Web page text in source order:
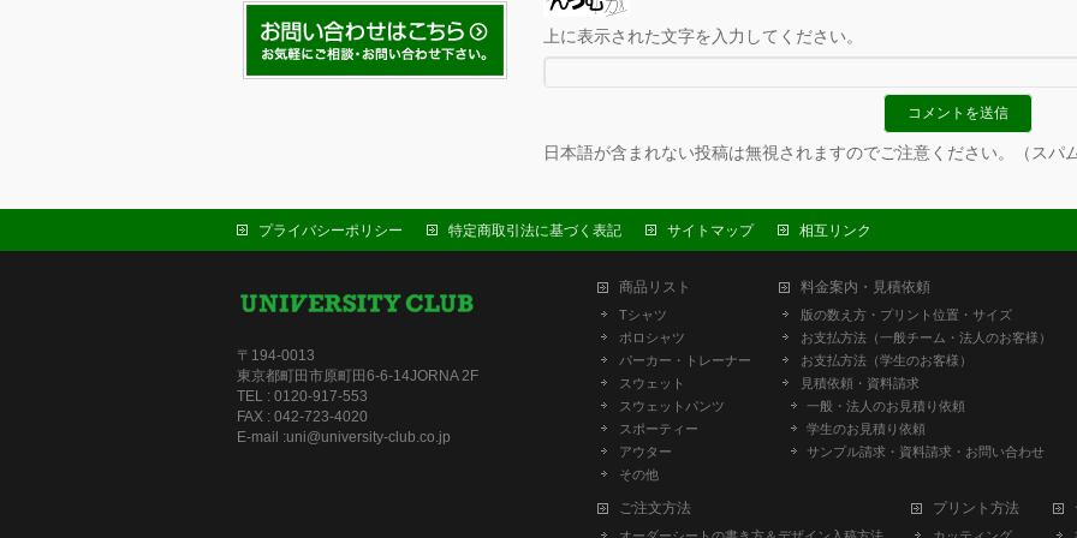
上に表示された文字を入力してください。
日本語が含まれない投稿は無視されますのでご注意ください。（スパ
プライバシーポリシー 特定商取引法に基づく表記 サイトマップ 相互リンク
〒194-0013
東京都町田市原町田6-6-14JORNA 2F
TEL : 0120-917-553
FAX : 042-723-4020
E-mail :uni@university-club.co.jp
商品リスト
Tシャツ
ポロシャツ
パーカー・トレーナー
スウェット
スウェットパンツ
スポーティー
アウター
その他
料金案内・見積依頼
版の数え方・プリント位置・サイズ
お支払方法（一般チーム・法人のお客様）
お支払方法（学生のお客様）
見積依頼・資料請求
一般・法人のお見積り依頼
学生のお見積り依頼
サンプル請求・資料請求・お問い合わせ
ご注文方法 プリント方法